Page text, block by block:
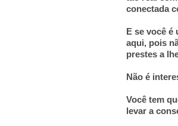
conectada
E se você é
aqui, pois
prestes a
Não é
Você tem
levar a